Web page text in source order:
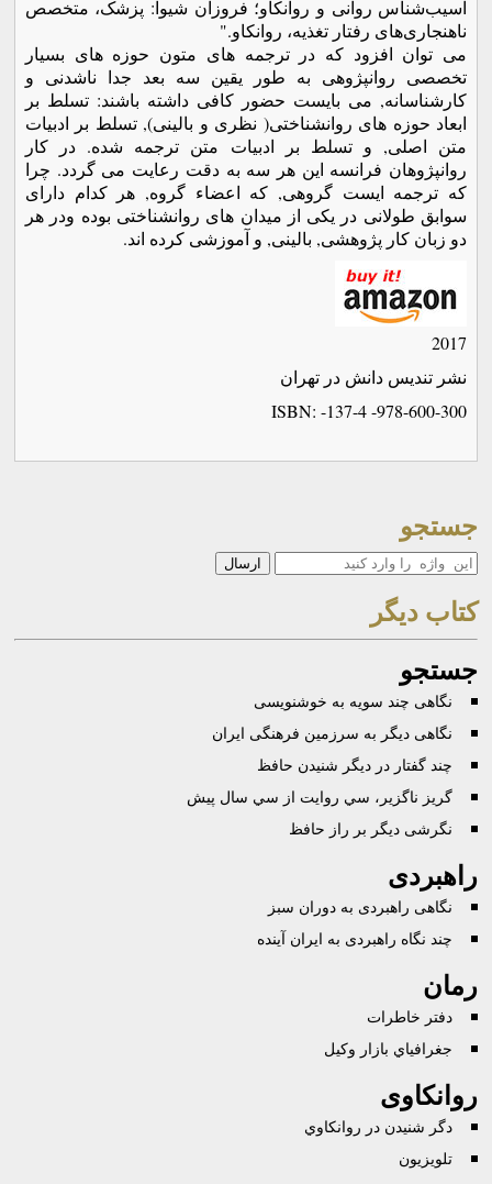
آسیب‌شناس روانی و روانکاو؛ فروزان شیوا: پزشک، متخصص
ناهنجاری‌های رفتار تغذیه، روانکاو."
می توان افزود که در ترجمه های متون حوزه های بسیار
تخصصی روانپژوهی به طور یقین سه بعد جدا ناشدنی و
کارشناسانه, می بایست حضور کافی داشته باشند: تسلط بر
ابعاد حوزه های روانشناختی( نظری و بالینی), تسلط بر ادبیات
متن اصلی, و تسلط بر ادبیات متن ترجمه شده. در کار
روانپژوهان فرانسه این هر سه به دقت رعایت می گردد. چرا
که ترجمه ایست گروهی, که اعضاء گروه, هر کدام دارای
سوابق طولانی در یکی از میدان های روانشناختی بوده ودر هر
دو زبان کار پژوهشی, بالینی, و آموزشی کرده اند.
2017
نشر تندیس دانش در تهران
ISBN: -137-4 -978-600-300
جستجو
جستجو
كتاب ديگر
جستجو
نگاهی چند سویه به خوشنویسی
نگاهی دیگر به سرزمین فرهنگی ایران
چند گفتار در ديگر شنيدن حافظ
گريز ناگزير، سي روايت از سي سال پيش
نگرشی دیگر بر راز حافظ
راهبردی
نگاهی راهبردی به دوران سبز
چند نگاه راهبردی به ایران آینده
رمان
دفتر خاطرات
جغرافياي بازار وکيل
روانکاوی
دگر شنيدن در روانكاوي
تلویزیون